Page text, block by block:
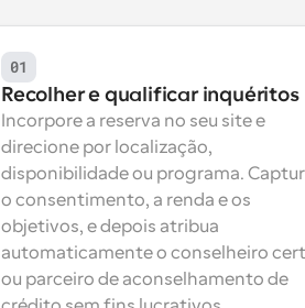
01
Recolher e qualificar inquéritos
Incorpore a reserva no seu site e
direcione por localização,
disponibilidade ou programa.
o consentimento, a renda e os
objetivos, e depois atribua
automaticamente o conselheiro
ou parceiro de aconselhamento de